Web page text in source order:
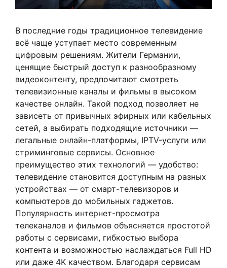
В последние годы традиционное телевидение
всё чаще уступает место современным
цифровым решениям. Жители Германии,
ценящие быстрый доступ к разнообразному
видеоконтенту, предпочитают смотреть
телевизионные каналы и фильмы в высоком
качестве онлайн. Такой подход позволяет не
зависеть от привычных эфирных или кабельных
сетей, а выбирать подходящие источники —
легальные онлайн-платформы, IPTV-услуги или
стриминговые сервисы. Основное
преимущество этих технологий — удобство:
телевидение становится доступным на разных
устройствах — от смарт-телевизоров и
компьютеров до мобильных гаджетов.
Популярность интернет-просмотра
телеканалов и фильмов объясняется простотой
работы с сервисами, гибкостью выбора
контента и возможностью наслаждаться Full HD
или даже 4K качеством. Благодаря сервисам